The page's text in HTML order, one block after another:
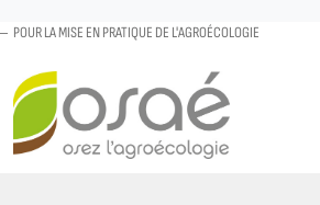
POUR LA MISE EN PRATIQUE DE L'AGROÉCOLOGIE